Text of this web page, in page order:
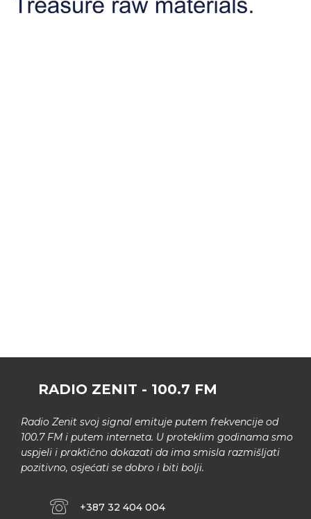
RADIO ZENIT - 100.7 FM
Radio Zenit svoj signal emituje putem frekvencije od
100.7 FM i putem interneta. U proteklim godinama smo
uspjeli i praktično dokazati da ima smisla razmišljati
pozitivno, osjećati se dobro i biti bolji.
+387 32 404 004